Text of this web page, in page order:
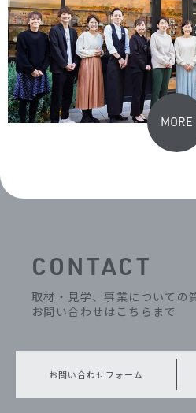
MORE
CONTACT
取材・見学、事業についての
お問い合わせはこちらまで
お問い合わせフォーム